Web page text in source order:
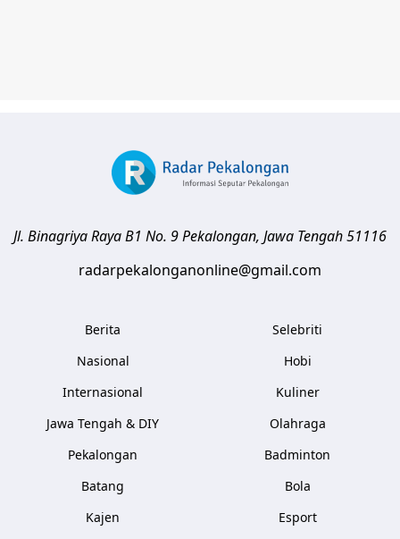
Jl. Binagriya Raya B1 No. 9Pekalongan, Jawa Tengah51116
radarpekalonganonline@gmail.com
Berita
Nasional
Internasional
Jawa Tengah & DIY
Pekalongan
Batang
Kajen
Selebriti
Hobi
Kuliner
Olahraga
Badminton
Bola
Esport